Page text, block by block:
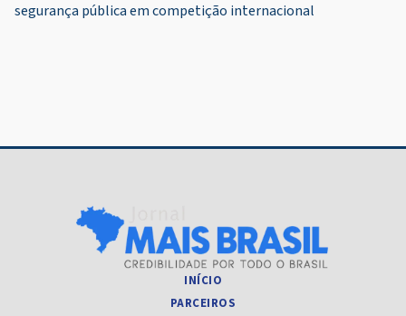
Post
segurança pública em competição internacional
INÍCIO
PARCEIROS